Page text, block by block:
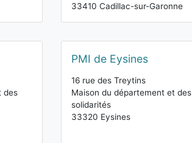
33410 Cadillac-sur-Garonne
des
PMI de Eysines
16 rue des Treytins
Maison du département et des
solidarités
33320 Eysines